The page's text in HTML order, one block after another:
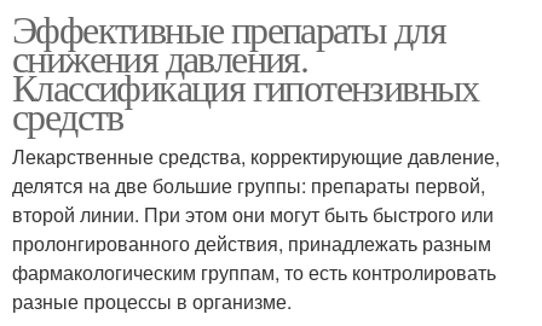
Эффективные препараты для
снижения давления.
Классификация гипотензивных
средств
Лекарственные средства, корректирующие давление,
делятся на две большие группы: препараты первой,
второй линии. При этом они могут быть быстрого или
пролонгированного действия, принадлежать разным
фармакологическим группам, то есть контролировать
разные процессы в организме.